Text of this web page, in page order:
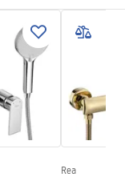
_24.pdf
Rea